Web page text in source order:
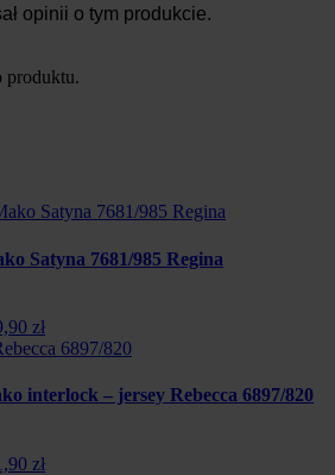
opinii o tym produkcie.
produktu.
Satyna 7681/985 Regina
zł
interlock – jersey Rebecca 6897/820
zł